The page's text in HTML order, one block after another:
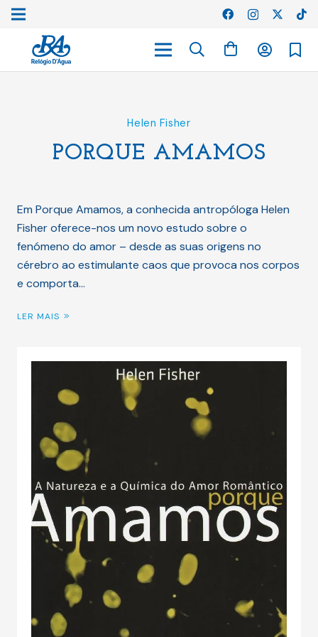
Helen Fisher
PORQUE AMAMOS
Em Porque Amamos, a conhecida antropóloga Helen
Fisher oferece-nos um novo estudo sobre o
fenómeno do amor – desde as suas origens no
cérebro ao estimulante caos que provoca nos corpos
e comporta…
LER MAIS